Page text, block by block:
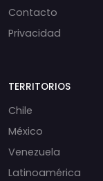
Contacto
Privacidad
TERRITORIOS
Chile
México
Venezuela
Latinoamérica